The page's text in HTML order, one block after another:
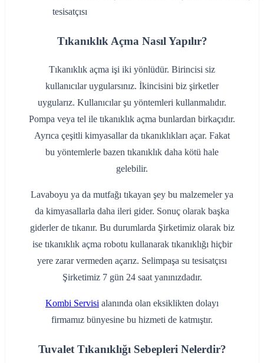
tesisatçısı
Tıkanıklık Açma Nasıl Yapılır?
Tıkanıklık açma işi iki yönlüdür. Birincisi siz
kullanıcılar uygularsınız. İkincisini biz şirketler
uygularız. Kullanıcılar şu yöntemleri kullanmalıdır.
Pompa veya tel ile tıkanıklık açma bunlardan birkaçıdır.
Ayrıca çeşitli kimyasallar da tıkanıklıkları açar. Fakat
bu yöntemlerle bazen tıkanıklık daha kötü hale
gelebilir.
Lavaboyu ya da mutfağı tıkayan şey bu malzemeler ya
da kimyasallarla daha ileri gider. Sonuç olarak başka
giderler de tıkanır. Bu durumlarda Şirketimiz olarak biz
ise tıkanıklık açma robotu kullanarak tıkanıklığı hiçbir
yere zarar vermeden açarız. Selimpaşa su tesisatçısı
Şirketimiz 7 gün 24 saat yanınızdadır.
Kombi Servisi alanında olan eksiklikten dolayı
firmamız bünyesine bu hizmeti de katmıştır.
Tuvalet Tıkanıklığı Sebepleri Nelerdir?